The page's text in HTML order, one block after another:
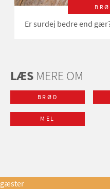
Er surdej bedre end
LÆS MERE OM
BRØD
MEL
gæster